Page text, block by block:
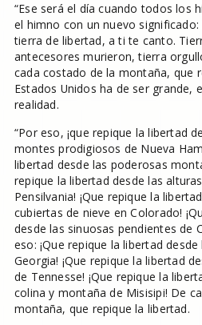
“Ese será el día cuando todos los
el himno con un nuevo
tierra de libertad, a ti te canto.
antecesores murieron, tierra
cada costado de la montaña, que
Estados Unidos ha de ser grande,
realidad.
“Por eso, ¡que repique la libertad
montes prodigiosos de Nueva
libertad desde las poderosas
repique la libertad desde las
Pensilvania! ¡Que repique la
cubiertas de nieve en Colorado!
desde las sinuosas pendientes de
eso: ¡Que repique la libertad
Georgia! ¡Que repique la libertad
de Tennesse! ¡Que repique la
colina y montaña de Misisipi! De
montaña, que repique la libertad.